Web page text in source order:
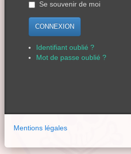
Se souvenir de moi
CONNEXION
Identifiant oublié ?
Mot de passe oublié ?
Mentions légales